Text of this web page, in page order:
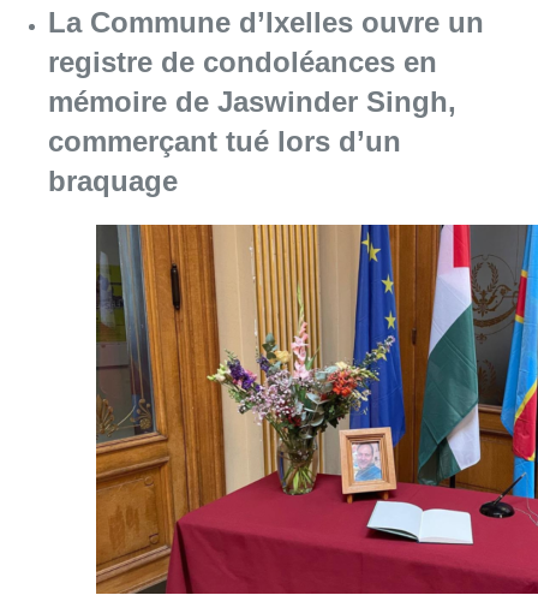
La Commune d’Ixelles ouvre un
registre de condoléances en
mémoire de Jaswinder Singh,
commerçant tué lors d’un
braquage